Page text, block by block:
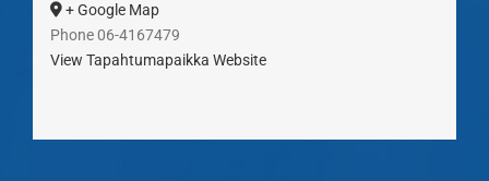
+ Google Map
Phone 06-4167479
View Tapahtumapaikka Website